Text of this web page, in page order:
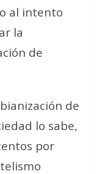
al intento
la
de
de
lo sabe,
por